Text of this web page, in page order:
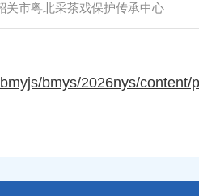
关市粤北采茶戏保护传承中心
bmys/2026nys/content/